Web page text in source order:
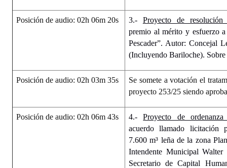
Posición de audio: 02h 06m 20s 3.- Proyecto de resolución
premio al mérito y esfuerzo
Pescader”. Autor: Concejal
(Incluyendo Bariloche). Sobre
Posición de audio: 02h 03m 35s
Se somete a votación el
proyecto 253/25 siendo
Posición de audio: 02h 06m 43s 4.-Proyecto de ordenanza
acuerdo llamado licitación
7.600 m³ leña de la zona
Intendente Municipal Walter
Secretario de Capital